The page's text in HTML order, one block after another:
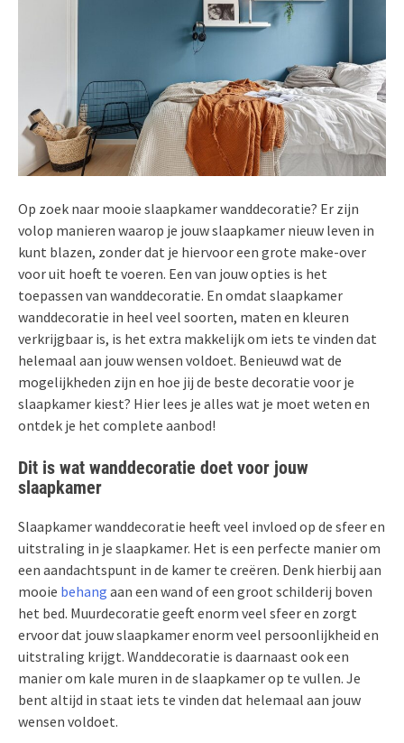
Op zoek naar mooie slaapkamer wanddecoratie? Er zijn
volop manieren waarop je jouw slaapkamer nieuw leven in
kunt blazen, zonder dat je hiervoor een grote make-over
voor uit hoeft te voeren. Een van jouw opties is het
toepassen van wanddecoratie. En omdat slaapkamer
wanddecoratie in heel veel soorten, maten en kleuren
verkrijgbaar is, is het extra makkelijk om iets te vinden dat
helemaal aan jouw wensen voldoet. Benieuwd wat de
mogelijkheden zijn en hoe jij de beste decoratie voor je
slaapkamer kiest? Hier lees je alles wat je moet weten en
ontdek je het complete aanbod!
Dit is wat wanddecoratie doet voor jouw
slaapkamer
Slaapkamer wanddecoratie heeft veel invloed op de sfeer en
uitstraling in je slaapkamer. Het is een perfecte manier om
een aandachtspunt in de kamer te creëren. Denk hierbij aan
mooie behang aan een wand of een groot schilderij boven
het bed. Muurdecoratie geeft enorm veel sfeer en zorgt
ervoor dat jouw slaapkamer enorm veel persoonlijkheid en
uitstraling krijgt. Wanddecoratie is daarnaast ook een
manier om kale muren in de slaapkamer op te vullen. Je
bent altijd in staat iets te vinden dat helemaal aan jouw
wensen voldoet.